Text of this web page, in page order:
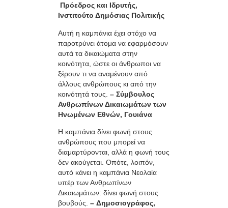
Πρόεδρος και Ιδρυτής,
Ινστιτούτο Δημόσιας Πολιτικής
Αυτή η καμπάνια έχει στόχο να
παροτρύνει άτομα να εφαρμόσουν
αυτά τα δικαιώματα στην
κοινότητα, ώστε οι άνθρωποι να
ξέρουν τι να αναμένουν από
άλλους ανθρώπους κι από την
κοινότητά τους. – Σύμβουλος
Ανθρωπίνων Δικαιωμάτων των
Ηνωμένων Εθνών, Γουιάνα
Η καμπάνια δίνει φωνή στους
ανθρώπους που μπορεί να
διαμαρτύρονται, αλλά η φωνή τους
δεν ακούγεται. Οπότε, λοιπόν,
αυτό κάνει η καμπάνια Νεολαία
υπέρ των Ανθρωπίνων
Δικαιωμάτων: δίνει φωνή στους
βουβούς. – Δημοσιογράφος,